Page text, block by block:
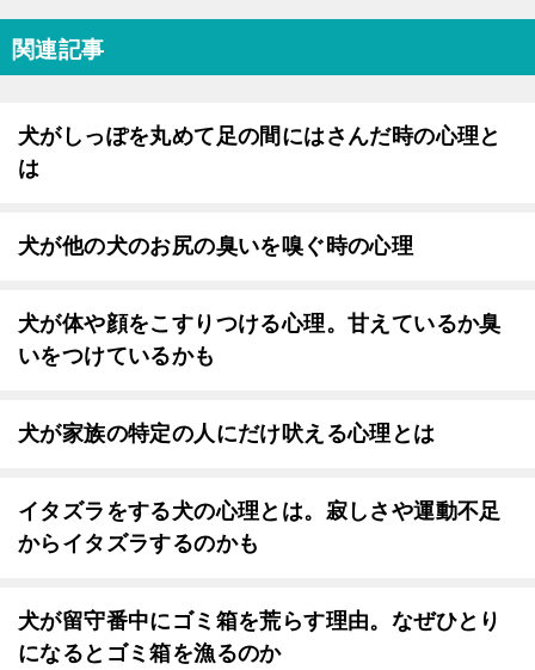
関連記事
犬がしっぽを丸めて足の間にはさんだ時の心理と
は
犬が他の犬のお尻の臭いを嗅ぐ時の心理
犬が体や顔をこすりつける心理。甘えているか臭
いをつけているかも
犬が家族の特定の人にだけ吠える心理とは
イタズラをする犬の心理とは。寂しさや運動不足
からイタズラするのかも
犬が留守番中にゴミ箱を荒らす理由。なぜひとり
になるとゴミ箱を漁るのか